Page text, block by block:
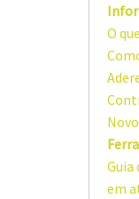
O
Guia
em